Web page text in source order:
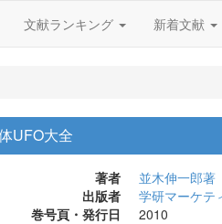
文献ランキング 新着文献
UFO大全
著者
並木伸一郎著
出版者
学研マーケテ
巻号頁・発行日
2010